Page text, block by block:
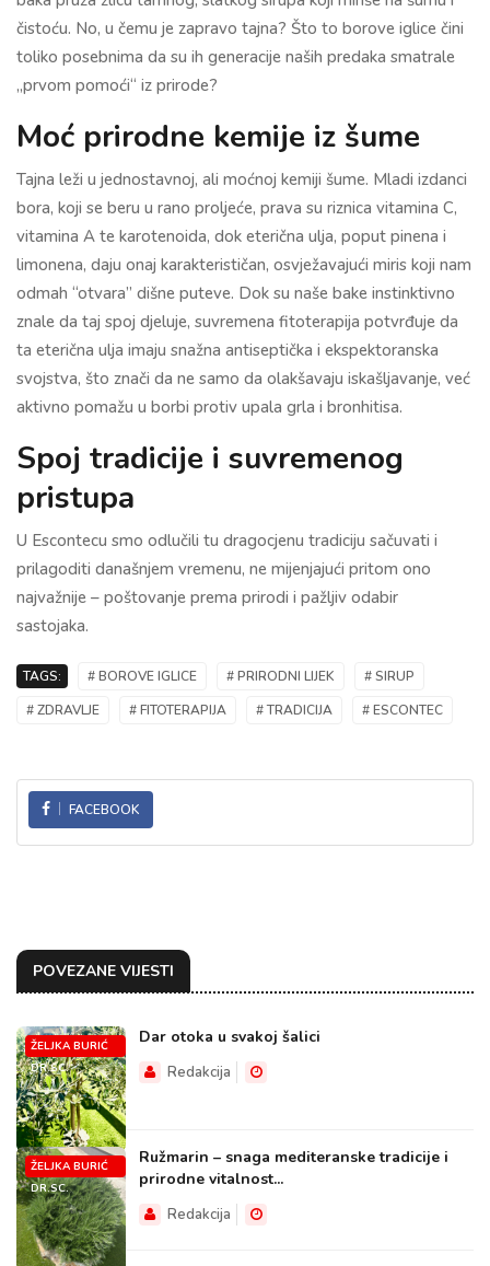
čistoću. No, u čemu je zapravo tajna? Što to borove iglice čini
toliko posebnima da su ih generacije naših predaka smatrale
„prvom pomoći“ iz prirode?
Moć prirodne kemije iz šume
Tajna leži u jednostavnoj, ali moćnoj kemiji šume. Mladi izdanci
bora, koji se beru u rano proljeće, prava su riznica vitamina C,
vitamina A te karotenoida, dok eterična ulja, poput pinena i
limonena, daju onaj karakterističan, osvježavajući miris koji nam
odmah “otvara” dišne puteve. Dok su naše bake instinktivno
znale da taj spoj djeluje, suvremena fitoterapija potvrđuje da
ta eterična ulja imaju snažna antiseptička i ekspektoranska
svojstva, što znači da ne samo da olakšavaju iskašljavanje, već
aktivno pomažu u borbi protiv upala grla i bronhitisa.
Spoj tradicije i suvremenog
pristupa
U Escontecu smo odlučili tu dragocjenu tradiciju sačuvati i
prilagoditi današnjem vremenu, ne mijenjajući pritom ono
najvažnije – poštovanje prema prirodi i pažljiv odabir
sastojaka.
TAGS: # BOROVE IGLICE # PRIRODNI LIJEK
# SIRUP
# ZDRAVLJE
# FITOTERAPIJA # TRADICIJA # ESCONTEC
FACEBOOK
POVEZANE VIJESTI
ŽELJKA BURIĆ
DR.SC.
Dar otoka u svakoj šalici
Redakcija
ŽELJKA BURIĆ
DR.SC.
Ružmarin – snaga mediteranske tradicije i
prirodne vitalnost...
Redakcija